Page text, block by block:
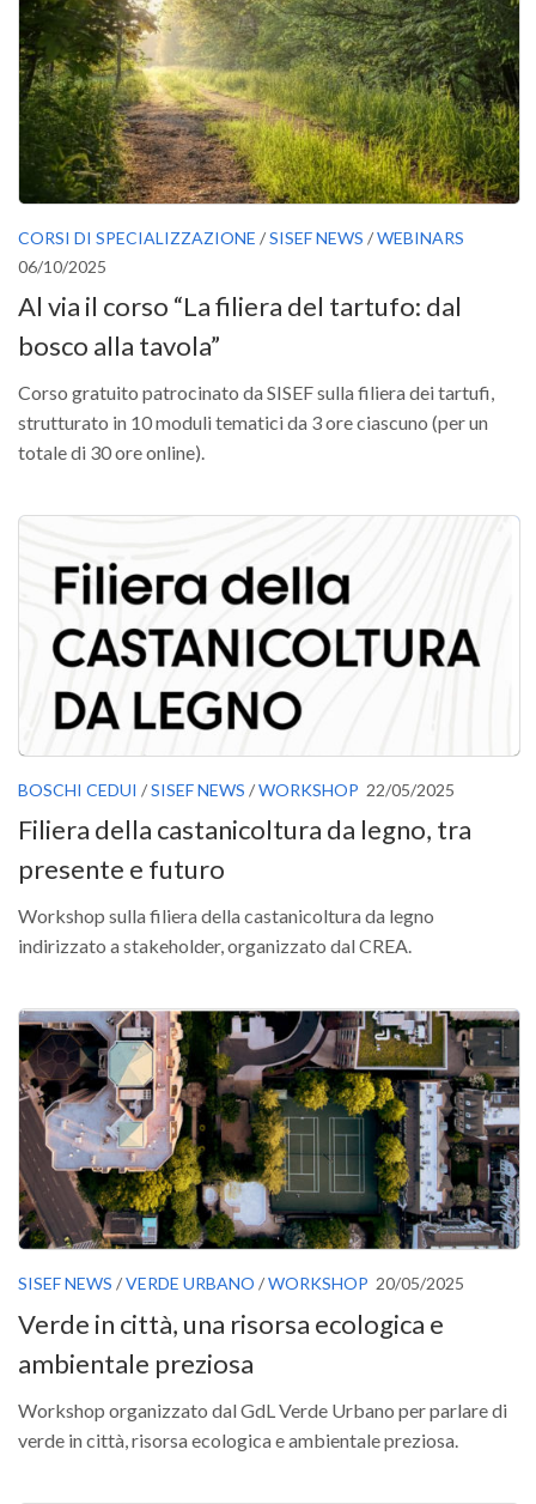
Versamento Quote di Iscrizione
Gruppi di Lavoro
Lista dei Gruppi di Lavoro SISEF
GdL Inquinamento e Foreste
GdL Terpeni in Ecologia
GdL Arboricoltura da Legno e Agroselvicoltura
GdL Modellistica Forestale
GdL Selvicoltura
GdL Pianificazione Forestale
GdL Geomatica Forestale
GdL Verde Urbano
GdL Foreste, Mitigazione, Adattamento
GdL Infrastrutture, Risorse, Innovazione
GdL Boschi Vetusti
Ricevi la SISEF Newsletter
Borse di Studio
Call for Papers
Call for Proposals
Comunicati
Congressi
Convegni
Corsi di Aggiornamento
Corsi di Specializzazione
Giornate di Studio
Opportunità di Lavoro
Rassegne
Reports
CORSI DI SPECIALIZZAZIONE /SISEF NEWS /WEBINARS
06/10/2025
Al via il corso “La filiera del tartufo: dal
bosco alla tavola”
Corso gratuito patrocinato da SISEF sulla filiera dei tartufi,
strutturato in 10 moduli tematici da 3 ore ciascuno (per un
totale di 30 ore online).
BOSCHI CEDUI /SISEF NEWS /WORKSHOP 22/05/2025
Filiera della castanicoltura da legno, tra
presente e futuro
Workshop sulla filiera della castanicoltura da legno
indirizzato a stakeholder, organizzato dal CREA.
SISEF NEWS /VERDE URBANO /WORKSHOP 20/05/2025
Verde in città, una risorsa ecologica e
ambientale preziosa
Workshop organizzato dal GdL Verde Urbano per parlare di
verde in città, risorsa ecologica e ambientale preziosa.